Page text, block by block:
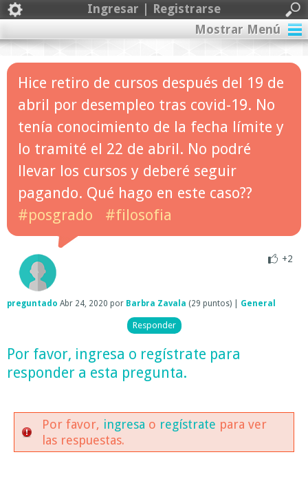
Ingresar | Registrarse
Mostrar Menú
Hice retiro de cursos después del 19 de
abril por desempleo tras covid-19. No
tenía conocimiento de la fecha límite y
lo tramité el 22 de abril. No podré
llevar los cursos y deberé seguir
pagando. Qué hago en este caso??
#posgrado
#filosofia
+2
preguntado Abr 24, 2020 por Barbra Zavala (29 puntos) General
Por favor, ingresa o regístrate para
responder a esta pregunta.
Por favor, ingresa o regístrate para ver
las respuestas.